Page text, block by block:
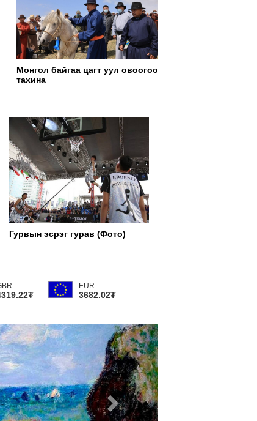
БАГШ НАР ДЭЛХИЙД ЖИШИГ
СУРАЛЦАХУЙН УХААНААС
ТАНЫГ ЗАГВАРЛАГ, ДЭГЖИН
ТРЕНДҮҮД
мод-2023" наадмын шилдгүүдийг энэ
нд шалгаруулна
Монгол байгаа цагт уул овоогоо
тахина
Гурвын эсрэг гурав (Фото)
EUR
3682.02₮
Next